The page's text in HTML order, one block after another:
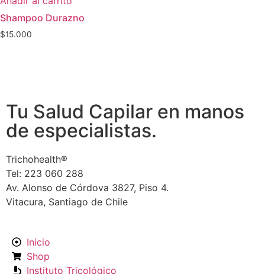
Shampoo Durazno
$15.000
Tu Salud Capilar en manos
de especialistas.
Trichohealth®
Tel: 223 060 288
Av. Alonso de Córdova 3827, Piso 4.
Vitacura, Santiago de Chile
Inicio
Shop
Instituto Tricológico